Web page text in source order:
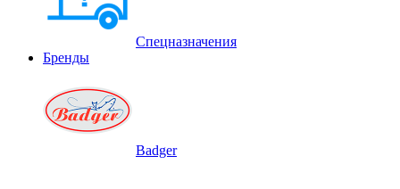
Спецназначения
Бренды
Badger